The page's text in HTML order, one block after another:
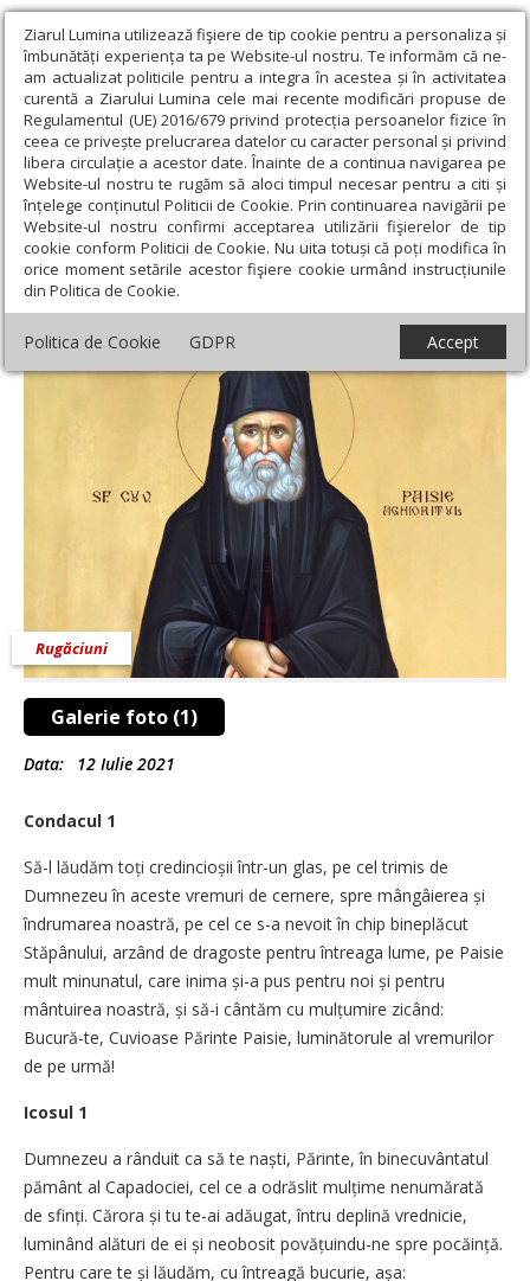
Ziarul Lumina utilizează fişiere de tip cookie pentru a personaliza și
îmbunătăți experiența ta pe Website-ul nostru. Te informăm că ne-
am actualizat politicile pentru a integra în acestea și în activitatea
curentă a Ziarului Lumina cele mai recente modificări propuse de
Regulamentul (UE) 2016/679 privind protecția persoanelor fizice în
ceea ce privește prelucrarea datelor cu caracter personal și privind
libera circulație a acestor date. Înainte de a continua navigarea pe
Website-ul nostru te rugăm să aloci timpul necesar pentru a citi și
înțelege conținutul Politicii de Cookie. Prin continuarea navigării pe
Website-ul nostru confirmi acceptarea utilizării fişierelor de tip
cookie conform Politicii de Cookie. Nu uita totuși că poți modifica în
orice moment setările acestor fişiere cookie urmând instrucțiunile
din Politica de Cookie.
Politica de Cookie GDPR Accept
Ziarul Lumina › Teologie și spiritualitate › Rugăciuni › Acatistul
Sfântului Cuvios Paisie Aghioritul (12 Iulie)
Acatistul Sfântului Cuvios Paisie Aghioritul
(12 Iulie)
Galerie foto (1)
Rugăciuni
Data: 12 Iulie 2021
Condacul 1
Să-l lăudăm toți credincioșii într-un glas, pe cel trimis de
Dumnezeu în aceste vremuri de cernere, spre mângâierea și
îndrumarea noastră, pe cel ce s-a nevoit în chip bineplăcut
Stăpânului, arzând de dragoste pentru întreaga lume, pe Paisie
mult minunatul, care inima și-a pus pentru noi și pentru
mântuirea noastră, și să-i cântăm cu mulțumire zicând:
Bucură-te, Cuvioase Părinte Paisie, luminătorule al vremurilor
de pe urmă!
Icosul 1
Dumnezeu a rânduit ca să te naști, Părinte, în binecuvântatul
pământ al Capadociei, cel ce a odrăslit mulțime nenumărată
de sfinți. Cărora și tu te-ai adăugat, întru deplină vrednicie,
luminând alături de ei și neobosit povățuindu-ne spre pocăință.
Pentru care te și lăudăm, cu întreagă bucurie, așa: